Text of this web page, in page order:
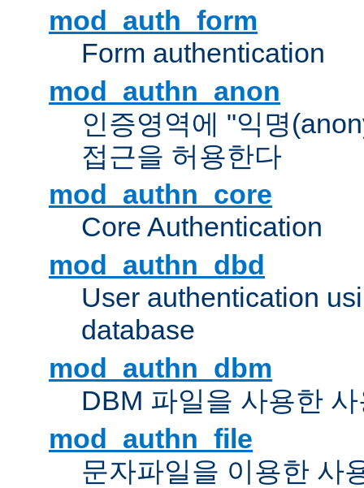
mod_auth_form
Form authentication
mod_authn_anon
인증영역에 "익명
접근을 허용한다
mod_authn_core
Core Authentication
mod_authn_dbd
User authentication
database
mod_authn_dbm
DBM 파일을 사용한
mod_authn_file
문자파일을 이용한 사